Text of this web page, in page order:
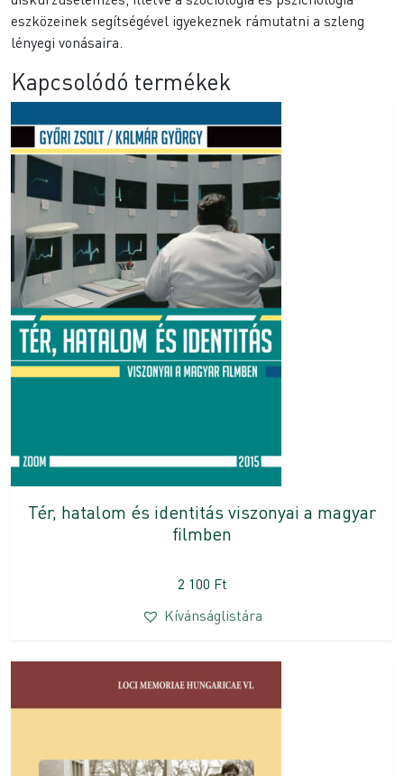
eszközeinek segítségével igyekeznek rámutatni a szleng
lényegi vonásaira.
Kapcsolódó termékek
Tér, hatalom és identitás viszonyai a magyar
filmben
2 100 Ft
Kívánságlistára